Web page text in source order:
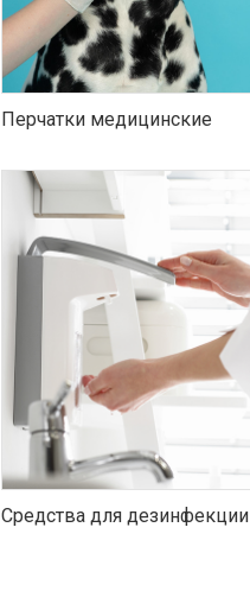
Перчатки медицинские
Средства для дезинфекции